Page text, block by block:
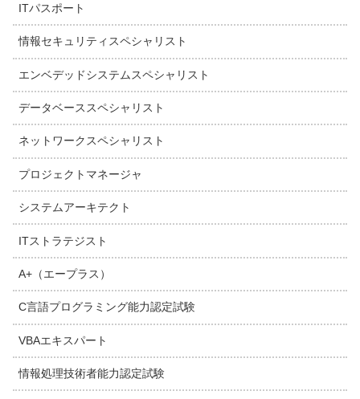
ITパスポート
情報セキュリティスペシャリスト
エンベデッドシステムスペシャリスト
データベーススペシャリスト
ネットワークスペシャリスト
プロジェクトマネージャ
システムアーキテクト
ITストラテジスト
A+（エープラス）
C言語プログラミング能力認定試験
VBAエキスパート
情報処理技術者能力認定試験